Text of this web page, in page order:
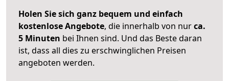
Holen Sie sich ganz bequem und einfach
kostenlose Angebote, die innerhalb von nurca.
5 Minuten bei Ihnen sind. Und das Beste daran
ist, dass all dies zu erschwinglichen Preisen
angeboten werden.